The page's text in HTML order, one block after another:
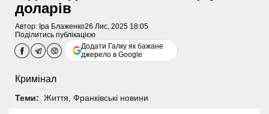
доларів
Автор: Іра Блаженко26 Лис, 2025 18:05
Поділитись публікацією
Додати Галку як бажане
джерело в Google
Кримінал
Теми: Життя Франківські новини